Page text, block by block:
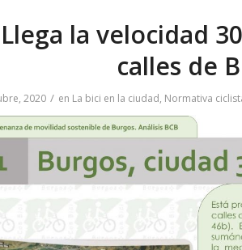
Llega la velocidad
calles de
2020 / en La bici en la ciudad, Normativa